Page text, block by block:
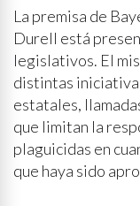
La premisa de
Durell está
legislativos. El
distintas
estatales,
que limitan la
plaguicidas en
que haya sido